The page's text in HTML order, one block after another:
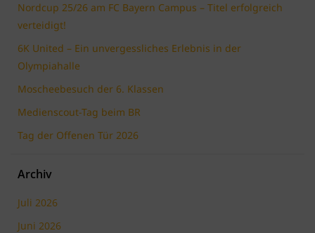
Nordcup 25/26 am FC Bayern Campus – Titel erfolgreich
verteidigt!
6K United – Ein unvergessliches Erlebnis in der
Olympiahalle
Moscheebesuch der 6. Klassen
Medienscout-Tag beim BR
Tag der Offenen Tür 2026
Archiv
Juli 2026
Juni 2026